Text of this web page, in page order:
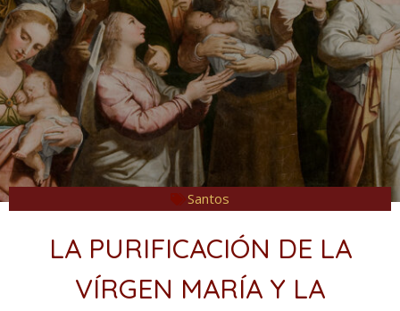
Santos
LA PURIFICACIÓN DE LA
VÍRGEN MARÍA Y LA